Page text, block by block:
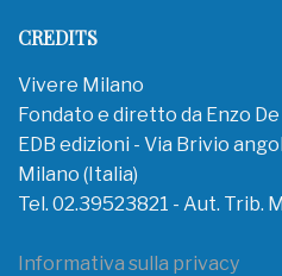
CREDITS
Vivere Milano
Fondato e diretto da Enzo
EDB edizioni - Via Brivio
Milano (Italia)
Tel. 02.39523821 - Aut. Trib.
Informativa sulla privacy